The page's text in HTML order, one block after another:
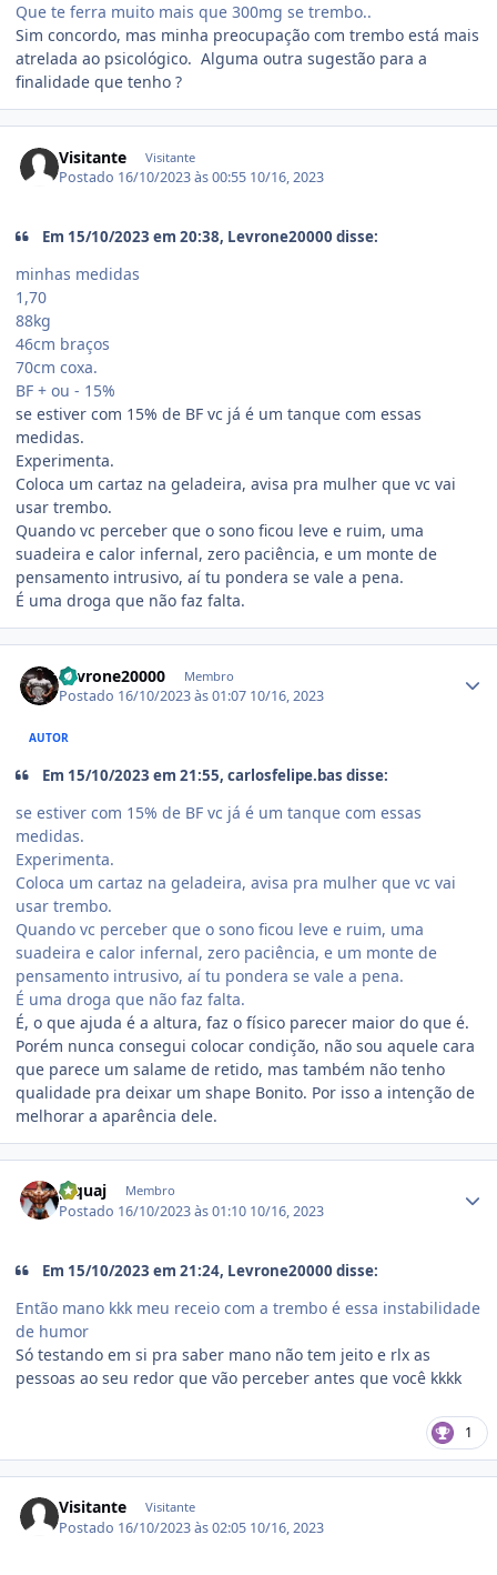
Que te ferra muito mais que 300mg se trembo..
Sim concordo, mas minha preocupação com trembo está mais
atrelada ao psicológico. Alguma outra sugestão para a
finalidade que tenho ?
Visitante Visitante
Postado 16/10/2023 às 00:55 10/16, 2023
Em 15/10/2023 em 20:38, Levrone20000 disse:
minhas medidas
1,70
88kg
46cm braços
70cm coxa.
BF + ou - 15%
se estiver com 15% de BF vc já é um tanque com essas
medidas.
Experimenta.
Coloca um cartaz na geladeira, avisa pra mulher que vc vai
usar trembo.
Quando vc perceber que o sono ficou leve e ruim, uma
suadeira e calor infernal, zero paciência, e um monte de
pensamento intrusivo, aí tu pondera se vale a pena.
É uma droga que não faz falta.
Levrone20000 Membro
Postado 16/10/2023 às 01:07 10/16, 2023
AUTOR
Em 15/10/2023 em 21:55, carlosfelipe.bas disse:
se estiver com 15% de BF vc já é um tanque com essas
medidas.
Experimenta.
Coloca um cartaz na geladeira, avisa pra mulher que vc vai
usar trembo.
Quando vc perceber que o sono ficou leve e ruim, uma
suadeira e calor infernal, zero paciência, e um monte de
pensamento intrusivo, aí tu pondera se vale a pena.
É uma droga que não faz falta.
É, o que ajuda é a altura, faz o físico parecer maior do que é.
Porém nunca consegui colocar condição, não sou aquele cara
que parece um salame de retido, mas também não tenho
qualidade pra deixar um shape Bonito. Por isso a intenção de
melhorar a aparência dele.
piquaj Membro
Postado 16/10/2023 às 01:10 10/16, 2023
Em 15/10/2023 em 21:24, Levrone20000 disse:
Então mano kkk meu receio com a trembo é essa instabilidade
de humor
Só testando em si pra saber mano não tem jeito e rlx as
pessoas ao seu redor que vão perceber antes que você kkkk
1
Visitante Visitante
Postado 16/10/2023 às 02:05 10/16, 2023